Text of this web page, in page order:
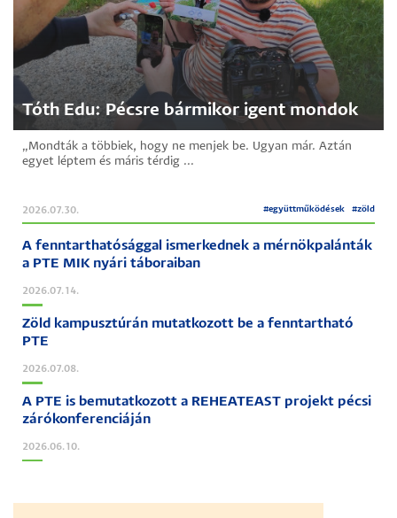
Tóth Edu: Pécsre bármikor igent mondok
„Mondták a többiek, hogy ne menjek be. Ugyan már. Aztán
egyet léptem és máris térdig ...
2026.07.30. #együttműködések #zöld
A fenntarthatósággal ismerkednek a mérnökpalánták
a PTE MIK nyári táboraiban
2026.07.14.
Zöld kampusztúrán mutatkozott be a fenntartható
PTE
2026.07.08.
A PTE is bemutatkozott a REHEATEAST projekt pécsi
zárókonferenciáján
2026.06.10.